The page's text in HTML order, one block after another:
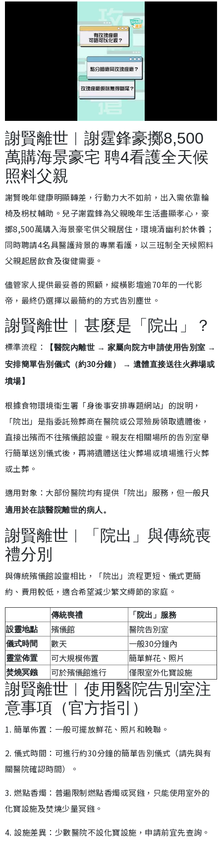
啟
效
:
4
.
9
7
%
謝賢離世︱謝霆鋒豪擲8,500
萬購海景豪宅 聘4看護全天候
照料父親
謝賢晚年健康明顯轉差，行動力大不如前，出入需依靠輪
椅及枴杖輔助。兒子謝霆鋒為父親晚年生活盡顯孝心，豪
擲8,500萬購入海景豪宅供父親居住，環境清幽利於休養；
同時聘請4名具醫護背景的專業看護，以三班制全天候照料
父親起居飲食及復健需要。
儘管家人提供最妥善的照顧，縱橫影壇逾70年的一代影
帝，最終仍選擇以最簡約的方式告別塵世。
謝賢離世︱甚麼是「院出」？
標準流程：
【醫院內離世 → 家屬向院方申請使用告別室 →
安排簡單告別儀式（約30分鐘） → 遺體直接送往火葬場或
墳場】
根據食物環境衞生署「身後事安排專題網站」的說明，
「院出」是指委託殮葬商在醫院或公眾殮房領取遺體後，
直接出殯而不往殯儀館設靈。親友在相關場所的告別室舉
行簡單送別儀式後，再將遺體送往火葬場或墳場進行火葬
或土葬。
適用對象：大部份醫院均有提供「院出」服務，但一般只
適用於在該醫院離世的病人。
謝賢離世︱「院出」與傳統喪
禮分別
與傳統殯儀館設靈相比，「院出」流程更短、儀式更簡
約、費用較低，適合希望減少繁文縟節的家庭。
傳統喪禮
「院出」服務
設靈地點
殯儀館 醫院告別室
儀式時間 數天 一般30分鐘內
靈堂佈置 可大規模佈置 簡單鮮花、照片
焚燒冥鏹 可於殯儀館進行 僅限室外化寶設施
謝賢離世︱使用醫院告別室注
意事項（官方指引）
1. 簡單佈置：一般可擺放鮮花、照片和輓聯。
2. 儀式時間：可進行約30分鐘的簡單告別儀式（請先與有
關醫院確認時間）。
3. 燃點香燭：普遍限制燃點香燭或冥鏹，只能使用室外的
化寶設施及焚燒少量冥鏹。
4. 設施差異：少數醫院不設化寶設施，申請前宜先查詢。